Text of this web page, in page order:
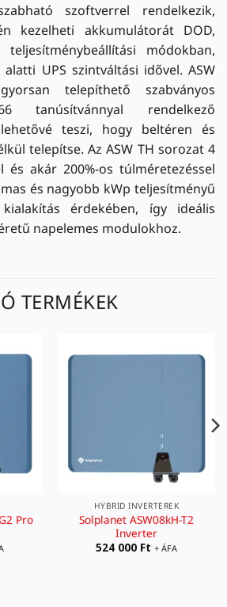
szoftverrel rendelkezik,
kezelheti akkumulátorát DOD,
módokban,
UPS szintváltási idővel. ASW
telepíthető szabványos
tanúsítvánnyal rendelkező
teszi, hogy beltéren és
telepítse. Az ASW TH sorozat 4
és akár 200%-os túlméretezéssel
és nagyobb kWp teljesítményű
érdekében, így ideális
napelemes modulokhoz.
TERMÉKEK
Pro
HYBRID INVERTEREK
Solplanet ASW08kH-T2
Inverter
524 000 Ft + ÁFA